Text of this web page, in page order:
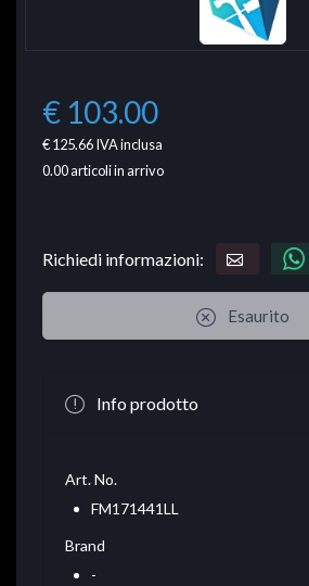
€ 103.00
€ 125.66IVA inclusa
0.00articoli in arrivo
Richiedi informazioni:
Esaurito
Info prodotto
Art. No.
FM171441LL
Brand
-